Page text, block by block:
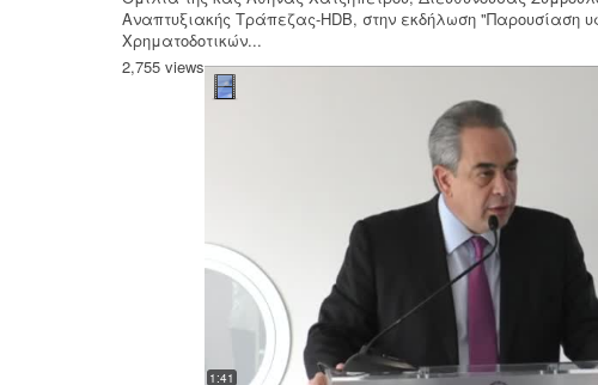
Αναπτυξιακής Τράπεζας-HDB, στην εκδήλωση "Παρουσίαση
Χρηματοδοτικών...
2,755 views
1:41